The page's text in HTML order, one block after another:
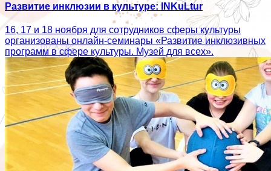
Развитие инклюзии в культуре: INKuLtur
16, 17 и 18 ноября для сотрудников сферы культуры
организованы онлайн-семинары «Развитие инклюзивных
программ в сфере культуры. Музей для всех».